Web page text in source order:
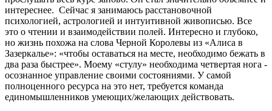
интереснее. Сейчас я занимаюсь расстановочной
психологией, астрологией и интуитивной живописью. Все
это о чтении и взаимодействии полей. Интересно и глубоко,
но жизнь похожа на слова Черной Королевы из «Алиса в
Зазеркалье»: «чтобы оставаться на месте, необходимо бежать в
два раза быстрее». Моему «стулу» необходима четвертая нога -
осознанное управление своими состояниями. У самой
полноценного ресурса на это нет, требуется команда
единомышленников умеющих/желающих действовать.